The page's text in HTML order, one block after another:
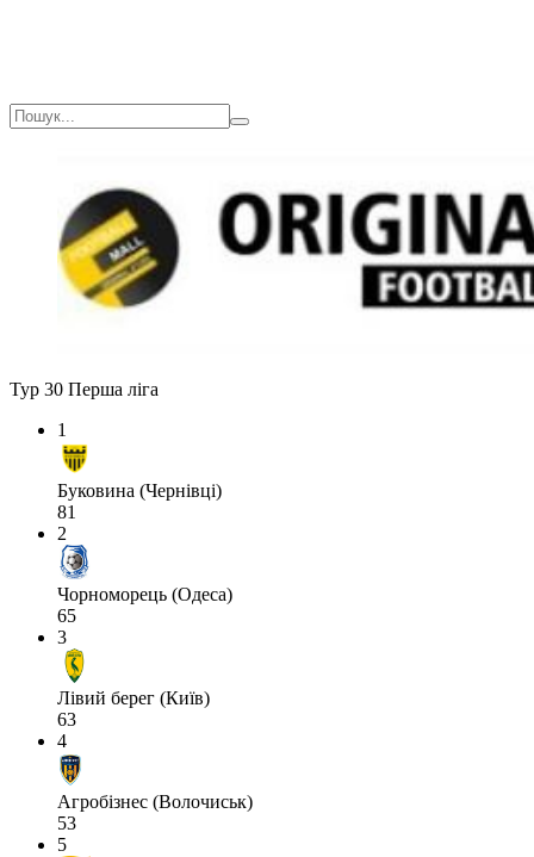
Тур 30 Перша ліга
1
Буковина (Чернівці)
81
2
Чорноморець (Одеса)
65
3
Лівий берег (Київ)
63
4
Агробізнес (Волочиськ)
53
5